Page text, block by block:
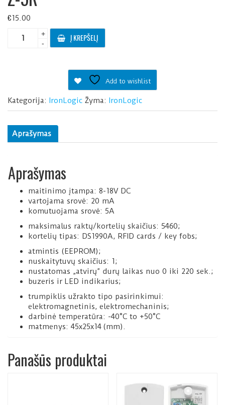
€15.00
produkto
kiekis:
+
-
Į KREPŠELĮ
Add to wishlist
Kategorija: IronLogic Žyma: IronLogic
Aprašymas
Aprašymas
maitinimo įtampa: 8-18V DC
vartojama srovė: 20 mA
komutuojama srovė: 5A
maksimalus raktų/kortelių skaičius: 5460;
kortelių tipas: DS1990A, RFID cards / key fobs;
atmintis (EEPROM);
nuskaitytuvų skaičius: 1;
nustatomas „atvirų” durų laikas nuo 0 iki 220 sek.;
buzeris ir LED indikarius;
trumpiklis užrakto tipo pasirinkimui:
elektromagnetinis, elektromechaninis;
darbinė temperatūra: -40°C to +50°C
matmenys: 45x25x14 (mm).
Panašūs produktai